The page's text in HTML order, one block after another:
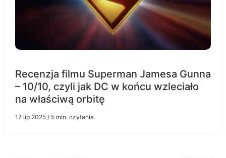
Recenzja filmu Superman Jamesa Gunna
– 10/10, czyli jak DC w końcu wzleciało
na właściwą orbitę
17 lip 2025 / 5 min. czytania